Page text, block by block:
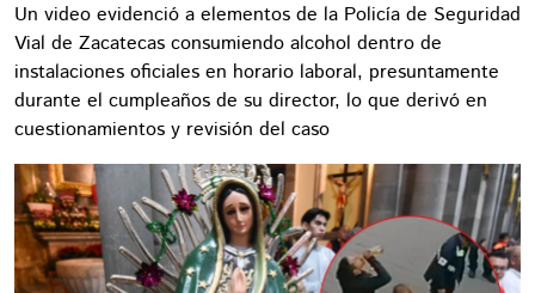
Un video evidenció a elementos de la Policía de Seguridad
Vial de Zacatecas consumiendo alcohol dentro de
instalaciones oficiales en horario laboral, presuntamente
durante el cumpleaños de su director, lo que derivó en
cuestionamientos y revisión del caso